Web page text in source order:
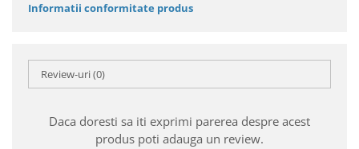
Informatii conformitate produs
Review-uri(0)
Daca doresti sa iti exprimi parerea despre acest
produs poti adauga un review.